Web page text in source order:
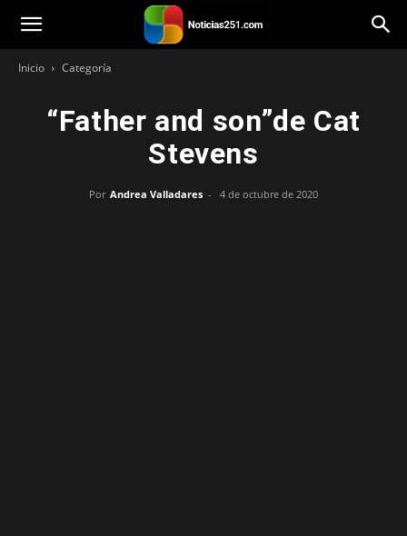
Noticias251
Inicio Categoría
“Father and son”de Cat
Stevens
Por Andrea Valladares - 4 de octubre de 2020